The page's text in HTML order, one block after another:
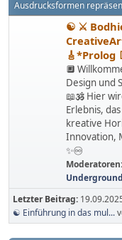
Ausdrucksformen
☯️ ⚔
🎸*Prolog
🔲
Design und
📖🕉️ Hier
Erlebnis,
kreative
Innovation,
✨♾️
Moderatoren:
Letzter Beitrag:
☯️ Einführung in das mul...